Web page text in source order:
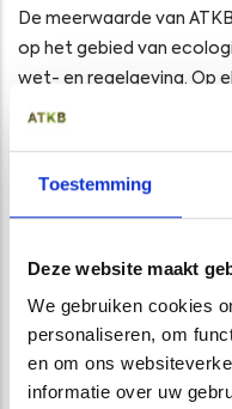
Toestemming
Deze website maakt
We gebruiken cookies
personaliseren, om
en om ons
informatie over uw
De meerwaarde van
op het gebied van
wet- en regelgeving. Op
ATKB over voldoende
Een goede voorbereiding
Begeleiding in de
verplicht. Als
niet voor verrassingen
ATKB kan voor u de